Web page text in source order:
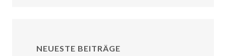
NEUESTE BEITRÄGE